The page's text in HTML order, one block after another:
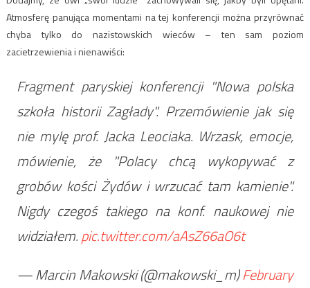
Atmosferę panująca momentami na tej konferencji można przyrównać
chyba tylko do nazistowskich wieców – ten sam poziom
zacietrzewienia i nienawiści:
Fragment paryskiej konferencji "Nowa polska
szkoła historii Zagłady". Przemówienie jak się
nie mylę prof. Jacka Leociaka. Wrzask, emocje,
mówienie, że "Polacy chcą wykopywać z
grobów kości Żydów i wrzucać tam kamienie".
Nigdy czegoś takiego na konf. naukowej nie
widziałem.pic.twitter.com/aAsZ66aO6t
— Marcin Makowski (@makowski_m)February